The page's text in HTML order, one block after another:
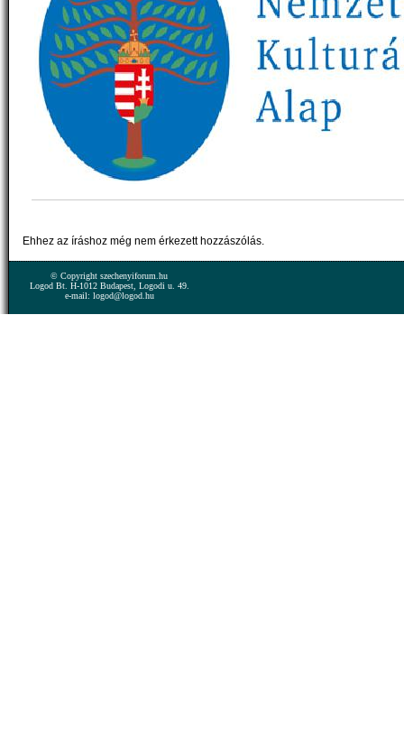
Ehhez az íráshoz még nem érkezett hozzászólás.
© Copyright szechenyiforum.hu
Logod Bt. H-1012 Budapest, Logodi u. 49.
e-mail: logod@logod.hu